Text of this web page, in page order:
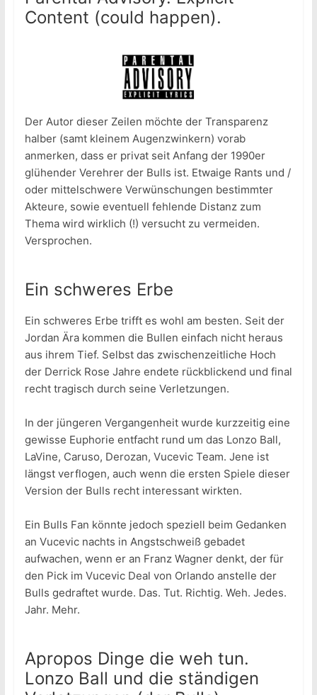
Content (could happen).
Der Autor dieser Zeilen möchte der Transparenz
halber (samt kleinem Augenzwinkern) vorab
anmerken, dass er privat seit Anfang der 1990er
glühender Verehrer der Bulls ist. Etwaige Rants und /
oder mittelschwere Verwünschungen bestimmter
Akteure, sowie eventuell fehlende Distanz zum
Thema wird wirklich (!) versucht zu vermeiden.
Versprochen.
Ein schweres Erbe
Ein schweres Erbe trifft es wohl am besten. Seit der
Jordan Ära kommen die Bullen einfach nicht heraus
aus ihrem Tief. Selbst das zwischenzeitliche Hoch
der Derrick Rose Jahre endete rückblickend und final
recht tragisch durch seine Verletzungen.
In der jüngeren Vergangenheit wurde kurzzeitig eine
gewisse Euphorie entfacht rund um das Lonzo Ball,
LaVine, Caruso, Derozan, Vucevic Team. Jene ist
längst verflogen, auch wenn die ersten Spiele dieser
Version der Bulls recht interessant wirkten.
Ein Bulls Fan könnte jedoch speziell beim Gedanken
an Vucevic nachts in Angstschweiß gebadet
aufwachen, wenn er an Franz Wagner denkt, der für
den Pick im Vucevic Deal von Orlando anstelle der
Bulls gedraftet wurde. Das. Tut. Richtig. Weh. Jedes.
Jahr. Mehr.
Apropos Dinge die weh tun.
Lonzo Ball und die ständigen